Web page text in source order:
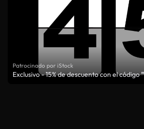
Patrocinado por iStock
Exclusivo - 15% de descuento con el código